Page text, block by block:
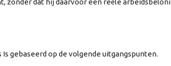
zonder dat hij daarvoor een reële
gebaseerd op de volgende uitgangspunten.